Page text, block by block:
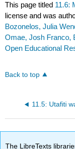
This page titled 11.6:
license and was
Bozonelos, Julia
Omae, Josh Franco,
Open Educational
Back to top
The LibreTexts